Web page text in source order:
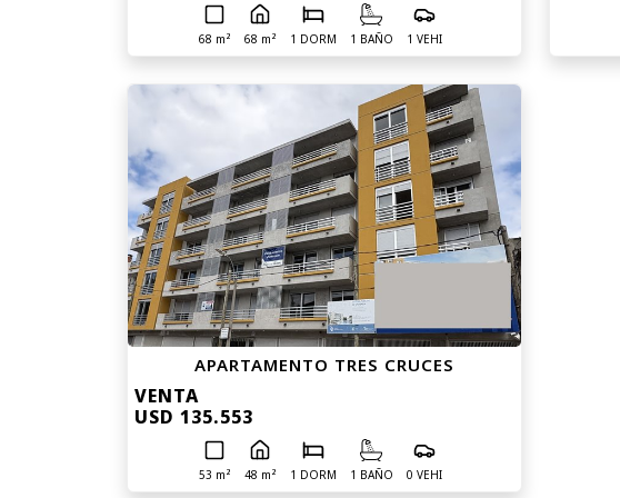
68 m² 68 m² 1 DORM 1 BAÑO 1 VEHI
APARTAMENTO TRES CRUCES
VENTA
USD 135.553
53 m² 48 m² 1 DORM 1 BAÑO 0 VEHI